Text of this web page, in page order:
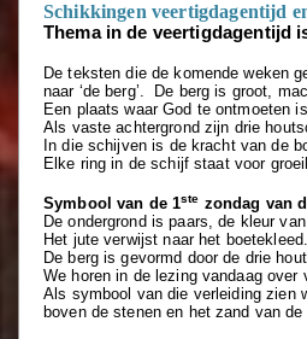
Schikkingen veertigdagentijd
Thema in de veertigdagentijd
De teksten die de komende weken
naar ‘de berg’. De berg is groot,
Een plaats waar God te ontmoeten
Als vaste achtergrond zijn drie
In die schijven is de kracht van de
Elke ring in de schijf staat voor
Symbool van de 1ste zondag van
De ondergrond is paars, de kleur
Het jute verwijst naar het boetekleed.
De berg is gevormd door de drie
We horen in de lezing vandaag over
Als symbool van die verleiding zien
boven de stenen en het zand van